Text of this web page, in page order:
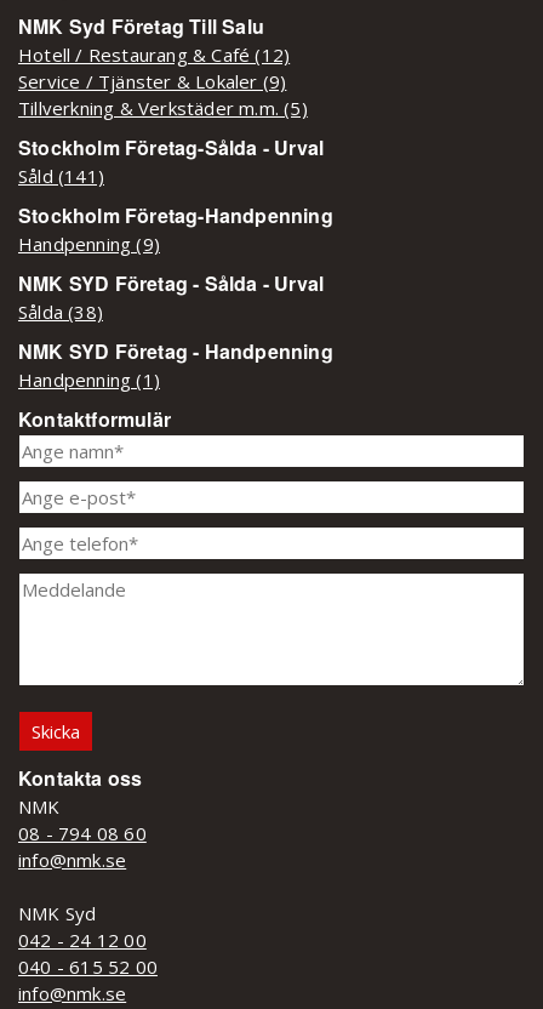
NMK Syd Företag Till Salu
Hotell / Restaurang & Café (12)
Service / Tjänster & Lokaler (9)
Tillverkning & Verkstäder m.m. (5)
Stockholm Företag-Sålda - Urval
Såld (141)
Stockholm Företag-Handpenning
Handpenning (9)
NMK SYD Företag - Sålda - Urval
Sålda (38)
NMK SYD Företag - Handpenning
Handpenning (1)
Kontaktformulär
Kontakta oss
NMK
08 - 794 08 60
info@nmk.se
NMK Syd
042 - 24 12 00
040 - 615 52 00
info@nmk.se